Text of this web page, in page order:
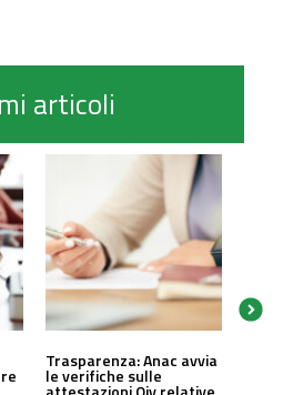
articoli
Trasparenza: Anac avvia
le verifiche sulle